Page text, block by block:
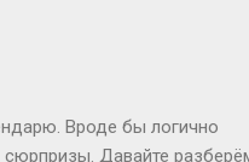
Вроде бы логично
Давайте